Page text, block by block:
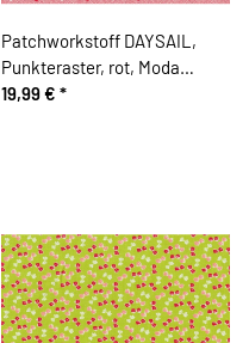
Patchworkstoff DAYSAIL,
Punkteraster, rot, Moda
Fabrics
19,99 € *